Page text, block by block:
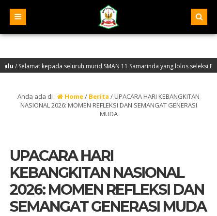
kepada seluruh murid SMAN 11 Samarinda yang lolos seleksi PTN jalur
Datang di Website Resmi SMA Negeri 11 Samarinda – NPSN : 30401068 –
Anda ada di : Home/ Berita /UPACARA HARI KEBANGKITAN
NASIONAL 2026: MOMEN REFLEKSI DAN SEMANGAT GENERASI
MUDA
UPACARA HARI
KEBANGKITAN NASIONAL
2026: MOMEN REFLEKSI DAN
SEMANGAT GENERASI MUDA